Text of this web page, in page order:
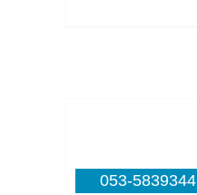
053-5839344